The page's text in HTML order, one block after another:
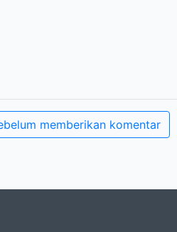
memberikan komentar